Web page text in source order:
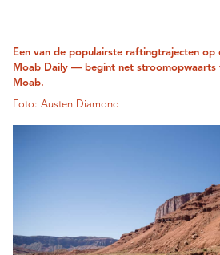
Een van de populairste raftingtrajecten
Moab Daily — begint net stroomopwaarts
Moab.
Foto: Austen Diamond